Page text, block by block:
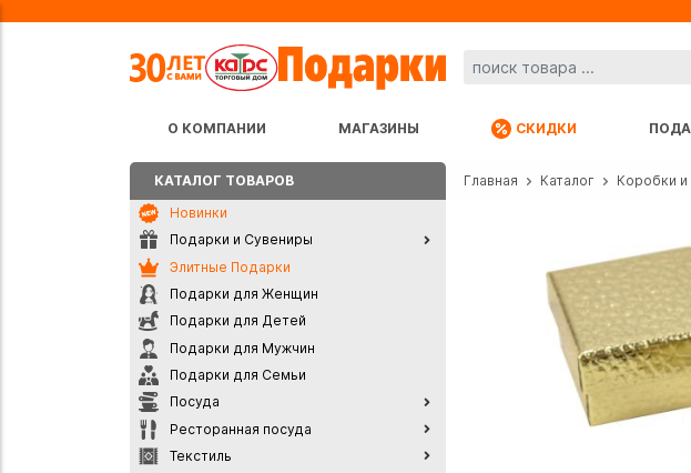
О КОМПАНИИ МАГАЗИНЫ СКИДКИ
КАТАЛОГ ТОВАРОВ
Новинки
Подарки и Сувениры
Элитные Подарки
Подарки для Женщин
Подарки для Детей
Подарки для Мужчин
Подарки для Семьи
Посуда
Ресторанная посуда
Текстиль
Главная Каталог Коробки